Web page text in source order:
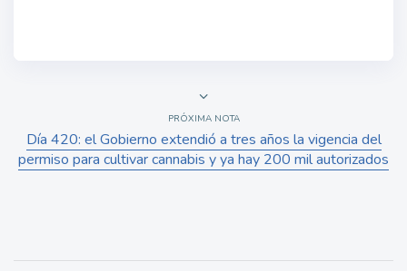
PRÓXIMA NOTA
Día 420: el Gobierno extendió a tres años la vigencia del
permiso para cultivar cannabis y ya hay 200 mil autorizados